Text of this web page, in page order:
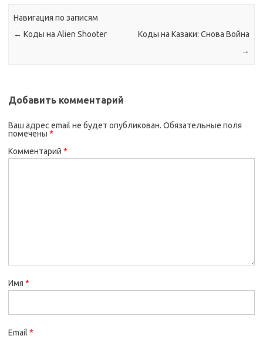
Навигация по записям
← Коды на Alien Shooter
Коды на Казаки: Снова Война
→
Добавить комментарий
Ваш адрес email не будет опубликован. Обязательные поля
помечены *
Комментарий *
Имя *
Email *